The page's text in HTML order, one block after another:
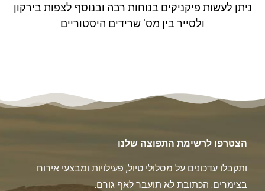
ניתן לעשות פיקניקים בנוחות רבה ובנוסף לצפות בירקון
ולסייר בין מס' שרידים היסטוריים
הצטרפו לרשימת התפוצה שלנו
ותקבלו עדכונים על מסלולי טיול, פעילויות ומבצעי אירוח
בצימרים. הכתובת לא תועבר לאף גורם.